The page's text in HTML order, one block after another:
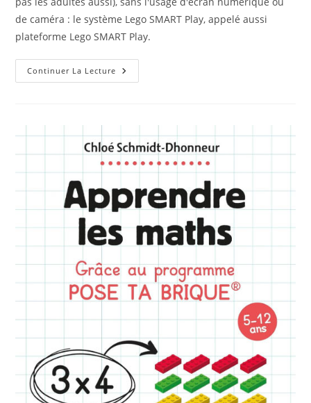
de caméra : le système Lego SMART Play, appelé aussi
plateforme Lego SMART Play.
Continuer La Lecture Ludopédagogie
Avec
Hybrides
SMART
Play